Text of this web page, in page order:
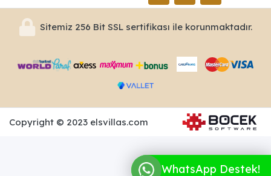
Sitemiz 256 Bit SSL sertifikası ile korunmaktadır.
Copyright © 2023 elsvillas.com
WhatsApp Destek!